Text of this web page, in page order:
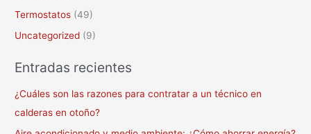
Termostatos (49)
Uncategorized (9)
Entradas recientes
¿Cuáles son las razones para contratar a un técnico en
calderas en otoño?